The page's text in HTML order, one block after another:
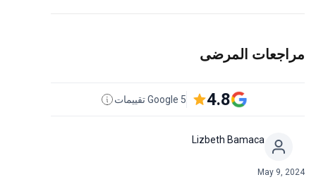
مراجعات المرضى
4.8 5 Google تقييمات
Lizbeth Bamaca
May 9, 2024